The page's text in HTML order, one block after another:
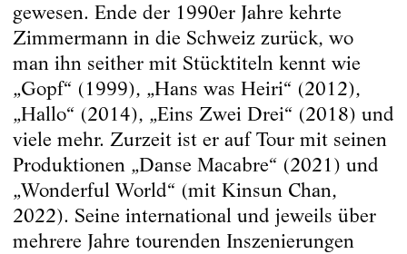
gewesen. Ende der 1990er Jahre kehrte
Zimmermann in die Schweiz ­zurück, wo
man ihn seither mit Stücktiteln kennt wie
„Gopf“ (1999), „Hans was Heiri“ (2012),
„Hallo“ (2014), „Eins Zwei Drei“ (2018) und
viele mehr. Zurzeit ist er auf Tour mit seinen
Produktionen „Danse Macabre“ (2021) und
„Wonderful World“ (mit Kinsun Chan,
2022). Seine international und jeweils über
mehrere Jahre tourenden Inszenierungen